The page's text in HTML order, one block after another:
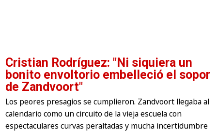
Cristian Rodríguez: "Ni siquiera un
bonito envoltorio embelleció el sopor
de Zandvoort"
Los peores presagios se cumplieron. Zandvoort llegaba al
calendario como un circuito de la vieja escuela con
espectaculares curvas peraltadas y mucha incertidumbre